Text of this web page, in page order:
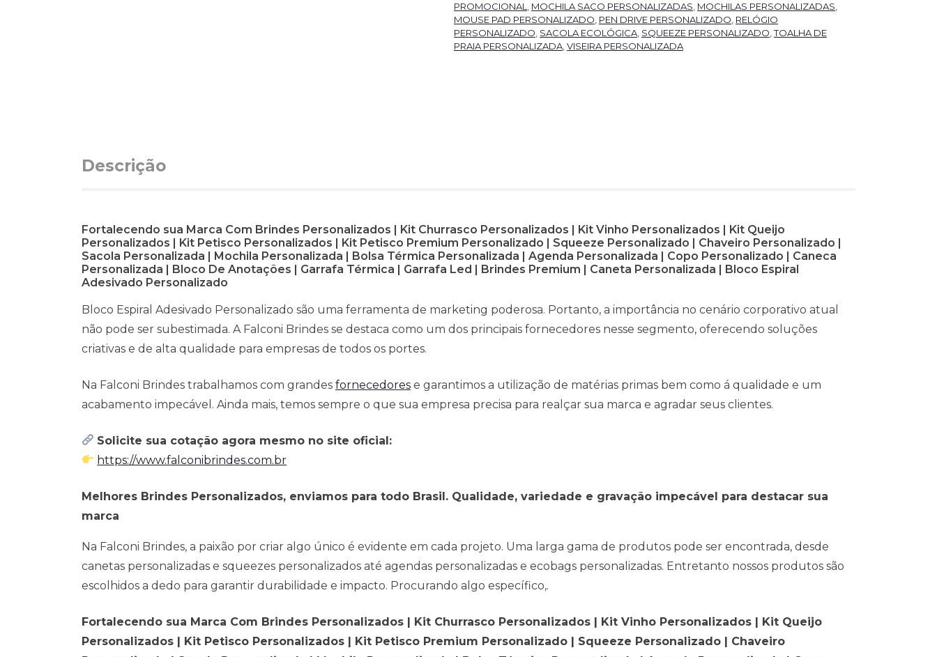
PROMOCIONAL
MOCHILA SACO PERSONALIZADAS MOCHILAS PERSONALIZADAS
MOUSE PAD PERSONALIZADO PEN DRIVE PERSONALIZADO RELÓGIO
PERSONALIZADO SACOLA ECOLÓGICA SQUEEZE PERSONALIZADO ,TOALHA DE
PRAIA PERSONALIZADA VISEIRA PERSONALIZADA
Descrição
Fortalecendo sua Marca Com Brindes Personalizados | Kit Churrasco Personalizados | Kit Vinho Personalizados | Kit Queijo
Personalizados | Kit Petisco Personalizados | Kit Petisco Premium Personalizado | Squeeze Personalizado | Chaveiro Personalizado |
Sacola Personalizada | Mochila Personalizada | Bolsa Térmica Personalizada | Agenda Personalizada | Copo Personalizado | Caneca
Personalizada | Bloco De Anotações | Garrafa Térmica | Garrafa Led | Brindes Premium | Caneta Personalizada | Bloco Espiral
Adesivado Personalizado
Bloco Espiral Adesivado Personalizado são uma ferramenta de marketing poderosa. Portanto, a importância no cenário corporativo atual
não pode ser subestimada. A Falconi Brindes se destaca como um dos principais fornecedores nesse segmento, oferecendo soluções
criativas e de alta qualidade para empresas de todos os portes.
Na Falconi Brindes trabalhamos com grandes fornecedores e garantimos a utilização de matérias primas bem como á qualidade e um
acabamento impecável. Ainda mais, temos sempre o que sua empresa precisa para realçar sua marca e agradar seus clientes.
Solicite sua cotação agora mesmo no site oficial:
https://www.falconibrindes.com.br
Melhores Brindes Personalizados, enviamos para todo Brasil. Qualidade, variedade e gravação impecável para destacar sua
marca
Na Falconi Brindes, a paixão por criar algo único é evidente em cada projeto. Uma larga gama de produtos pode ser encontrada, desde
canetas personalizadas e squeezes personalizados até agendas personalizadas e ecobags personalizadas. Entretanto nossos produtos são
escolhidos a dedo para garantir durabilidade e impacto. Procurando algo específico,.
Fortalecendo sua Marca Com Brindes Personalizados | Kit Churrasco Personalizados | Kit Vinho Personalizados | Kit Queijo
Personalizados | Kit Petisco Personalizados | Kit Petisco Premium Personalizado | Squeeze Personalizado | Chaveiro